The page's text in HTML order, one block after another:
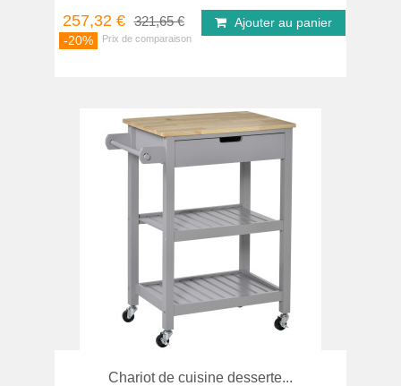
257,32 € 321,65 €
-20%
Ajouter au panier
Chariot de cuisine desserte...